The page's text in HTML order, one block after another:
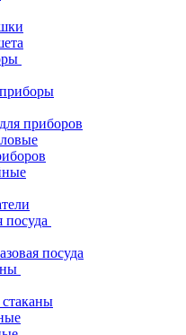
приборов
посуда
посуда